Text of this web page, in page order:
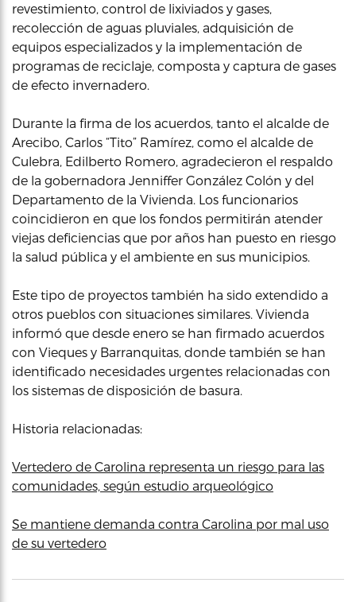
revestimiento, control de lixiviados y gases,
recolección de aguas pluviales, adquisición de
equipos especializados y la implementación de
programas de reciclaje, composta y captura de gases
de efecto invernadero.
Durante la firma de los acuerdos, tanto el alcalde de
Arecibo, Carlos “Tito” Ramírez, como el alcalde de
Culebra, Edilberto Romero, agradecieron el respaldo
de la gobernadora Jenniffer González Colón y del
Departamento de la Vivienda. Los funcionarios
coincidieron en que los fondos permitirán atender
viejas deficiencias que por años han puesto en riesgo
la salud pública y el ambiente en sus municipios.
Este tipo de proyectos también ha sido extendido a
otros pueblos con situaciones similares. Vivienda
informó que desde enero se han firmado acuerdos
con Vieques y Barranquitas, donde también se han
identificado necesidades urgentes relacionadas con
los sistemas de disposición de basura.
Historia relacionadas:
Vertedero de Carolina representa un riesgo para las
comunidades, según estudio arqueológico
Se mantiene demanda contra Carolina por mal uso
de su vertedero